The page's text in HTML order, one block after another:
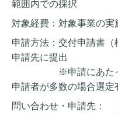
範囲内での採択
対象経費：対象事業の
申請方法：交付申請書
申請先に提出
※申請にあたって
申請者が多数の場合選定
問い合わせ・申請先：